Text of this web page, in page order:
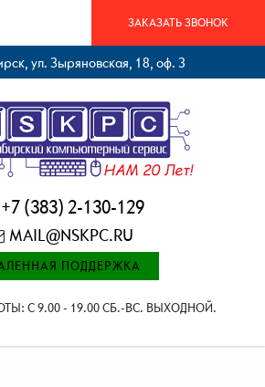
ЗАКАЗАТЬ ЗВОНОК
ул. Зыряновская, 18, оф. 3
+7 (383) 2-130-129
MAIL@NSKPC.RU
ПОДДЕРЖКА
С 9.00 - 19.00 СБ.-ВС. ВЫХОДНОЙ.